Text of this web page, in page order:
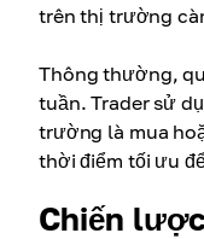
trên thị trường
Thông thường,
tuần. Trader sử
trường là mua
thời điểm tối ưu
Chiến